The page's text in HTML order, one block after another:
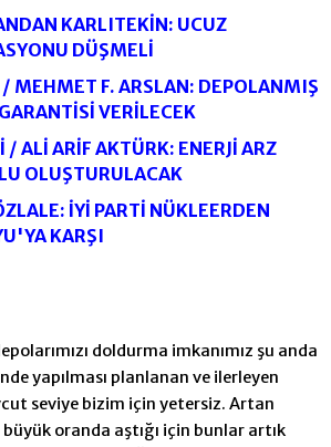
KARLITEKİN: UCUZ
DÜŞMELİ
/ MEHMET F. ARSLAN: DEPOLANMIŞ
VERİLECEK
/ ALİ ARİF AKTÜRK: ENERJİ ARZ
OLUŞTURULACAK
İYİ PARTİ NÜKLEERDEN
KARŞI
doldurma imkanımız şu anda
yapılması planlanan ve ilerleyen
seviye bizim için yetersiz. Artan
oranda aştığı için bunlar artık